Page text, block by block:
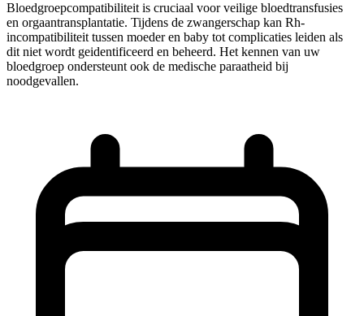
Bloedgroepcompatibiliteit is cruciaal voor veilige bloedtransfusies
en orgaantransplantatie. Tijdens de zwangerschap kan Rh-
incompatibiliteit tussen moeder en baby tot complicaties leiden als
dit niet wordt geidentificeerd en beheerd. Het kennen van uw
bloedgroep ondersteunt ook de medische paraatheid bij
noodgevallen.